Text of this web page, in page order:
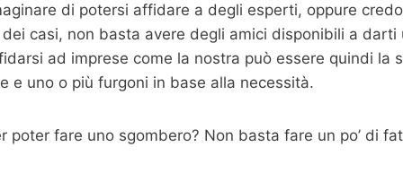
di potersi affidare a degli esperti, oppure
casi, non basta avere degli amici disponibili a
ad imprese come la nostra può essere quindi la
e uno o più furgoni in base alla necessità.
poter fare uno sgombero? Non basta fare un po’ di